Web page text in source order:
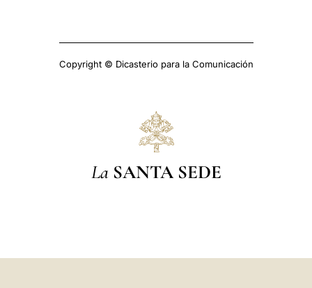
Copyright © Dicasterio para la Comunicación
La SANTA SEDE